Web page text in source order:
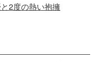
と2度の熱い抱擁